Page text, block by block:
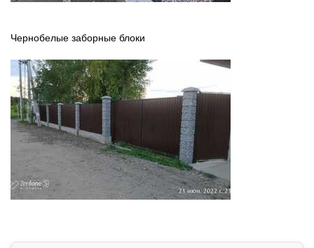
Чернобелые заборные блоки